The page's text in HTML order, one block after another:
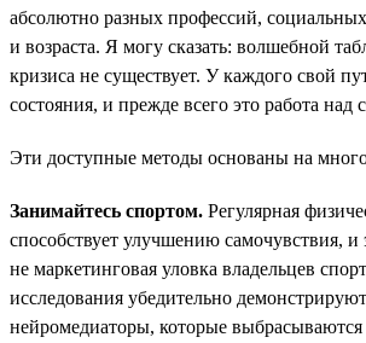
абсолютно разных профессий, социальных
и возраста. Я могу сказать: волшебной
кризиса не существует. У каждого свой
состояния, и прежде всего это работа над
Эти доступные методы основаны на
Занимайтесь спортом. Регулярная
способствует улучшению самочувствия, и
не маркетинговая уловка владельцев
исследования убедительно
нейромедиаторы, которые выбрасываются